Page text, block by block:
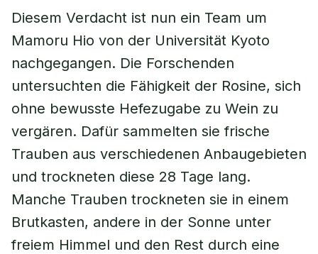
Diesem Verdacht ist nun ein Team um
Mamoru Hio von der Universität Kyoto
nachgegangen. Die Forschenden
untersuchten die Fähigkeit der Rosine, sich
ohne bewusste Hefezugabe zu Wein zu
vergären. Dafür sammelten sie frische
Trauben aus verschiedenen Anbaugebieten
und trockneten diese 28 Tage lang.
Manche Trauben trockneten sie in einem
Brutkasten, andere in der Sonne unter
freiem Himmel und den Rest durch eine